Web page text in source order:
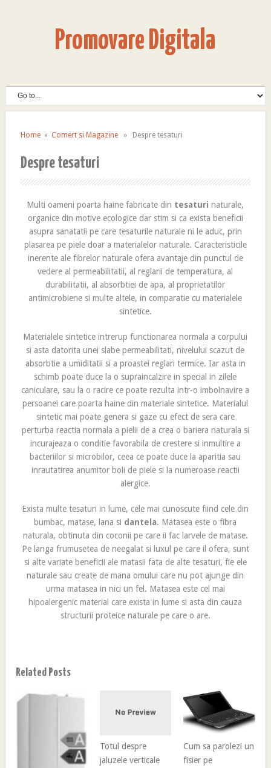
Promovare Digitala
Home» Comert si Magazine» Despre tesaturi
Despre tesaturi
Multi oameni poarta haine fabricate din tesaturi naturale,
organice din motive ecologice dar stim si ca exista beneficii
asupra sanatatii pe care tesaturile naturale ni le aduc, prin
plasarea pe piele doar a materialelor naturale. Caracteristicile
inerente ale fibrelor naturale ofera avantaje din punctul de
vedere al permeabilitatii, al reglarii de temperatura, al
durabilitatii, al absorbtiei de apa, al proprietatilor
antimicrobiene si multe altele, in comparatie cu materialele
sintetice.
Materialele sintetice intrerup functionarea normala a corpului
si asta datorita unei slabe permeabilitati, nivelului scazut de
absorbtie a umiditatii si a proastei reglari termice. Iar asta in
schimb poate duce la o supraincalzire in special in zilele
caniculare, sau la o racire ce poate rezulta intr-o imbolnavire a
persoanei care poarta haine din materiale sintetice. Materialul
sintetic mai poate genera si gaze cu efect de sera care
perturba reactia normala a pielii de a crea o bariera naturala si
incurajeaza o conditie favorabila de crestere si inmultire a
bacteriilor si microbilor, ceea ce poate duce la aparitia sau
inrautatirea anumitor boli de piele si la numeroase reactii
alergice.
Exista multe tesaturi in lume, cele mai cunoscute fiind cele din
bumbac, matase, lana si dantela. Matasea este o fibra
naturala, obtinuta din coconii pe care ii fac larvele de matase.
Pe langa frumusetea de neegalat si luxul pe care il ofera, sunt
si alte variate beneficii ale matasii fata de alte tesaturi, fie ele
naturale sau create de mana omului care nu pot ajunge din
urma matasea in nici un fel. Matasea este cel mai
hipoalergenic material care exista in lume si asta din cauza
structurii proteice naturale pe care o are.
Related Posts
Totul despre
jaluzele verticale
Cum sa parolezi un
fisier pe